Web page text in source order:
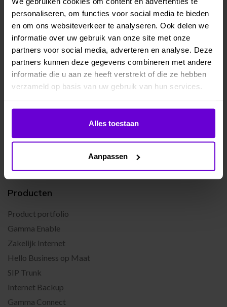
personaliseren, om functies voor social media te bieden
en om ons websiteverkeer te analyseren. Ook delen we
informatie over uw gebruik van onze site met onze
partners voor social media, adverteren en analyse. Deze
partners kunnen deze gegevens combineren met andere
informatie die u aan ze heeft verstrekt of die ze hebben
verzameld op basis van uw gebruik van hun services.
Cookiebeleid
Alles toestaan
Aanpassen
Producten
Product portfolio
Gamma Enable
Zakelijk Internet
Hello Business op Maat
SIP Trunk
Internet Backup
Gamma Connect